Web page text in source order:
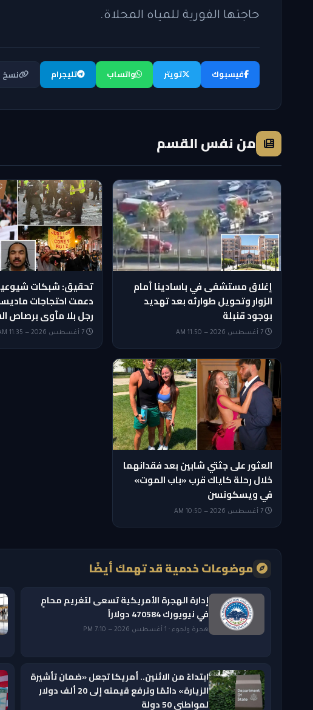
حاجتها الفورية للمياه المحلاة.
فيسبوك تويتر واتساب تليجرام نسخ
من نفس القسم
إغلاق مستشفى في باسادينا أمام
الزوار وتحويل طوارئه بعد تهديد
بوجود قنبلة
تحقيق: شبكات
دعمت احتجاجات
رجل بلا مأوى برصاص
7 أغسطس 2026 — 11:35 AM
العثور على جثتي شابين بعد فقدانهما
خلال رحلة كاياك قرب «باب الموت»
في ويسكونسن
موضوعات خدمية قد تهمك أيضًا
إدارة الهجرة الأمريكية تسعى لتغريم محامٍ
في نيويورك 470584 دولاراً
هجرة ولجوء · 1 أغسطس 2026 — 7:10 PM
ابتداءً من الاثنين.. أمريكا تجعل «ضمان تأشيرة
الزيارة» دائمًا وترفع قيمته إلى 20 ألف دولار
لمواطني 50 دولة